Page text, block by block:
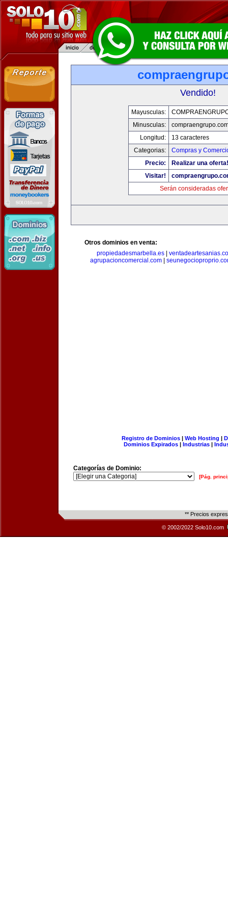
Vendido!
Mayusculas:
Minusculas:
Longitud:
13 caracteres
Categorias:
Compras y
Precio:
Realizar una oferta!
Visitar!
Serán consideradas
Otros dominios en venta:
propiedadesmarbella.es|
agrupacioncomercial.com
Registro de Dominios| Web Hosting |
Dominios Expirados | Industrias |
Categorías de Dominio:
[Pág.
** Precios
© 2002/2022 Solo10.com